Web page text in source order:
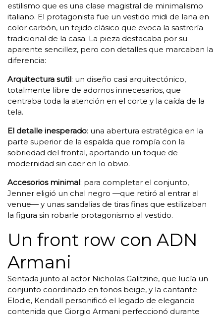
estilismo que es una clase magistral de minimalismo
italiano. El protagonista fue un vestido midi de lana en
color carbón, un tejido clásico que evoca la sastrería
tradicional de la casa. La pieza destacaba por su
aparente sencillez, pero con detalles que marcaban la
diferencia:
Arquitectura sutil: un diseño casi arquitectónico,
totalmente libre de adornos innecesarios, que
centraba toda la atención en el corte y la caída de la
tela.
El detalle inesperado: una abertura estratégica en la
parte superior de la espalda que rompía con la
sobriedad del frontal, aportando un toque de
modernidad sin caer en lo obvio.
Accesorios minimal: para completar el conjunto,
Jenner eligió un chal negro —que retiró al entrar al
venue— y unas sandalias de tiras finas que estilizaban
la figura sin robarle protagonismo al vestido.
Un front row con ADN
Armani
Sentada junto al actor Nicholas Galitzine, que lucía un
conjunto coordinado en tonos beige, y la cantante
Elodie, Kendall personificó el legado de elegancia
contenida que Giorgio Armani perfeccionó durante